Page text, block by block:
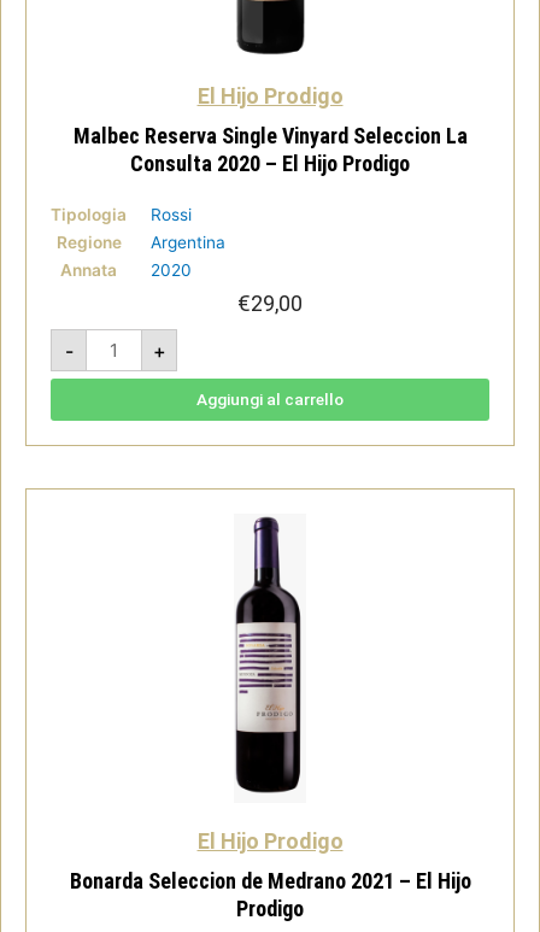
El Hijo Prodigo
Malbec Reserva Single Vinyard Seleccion La
Consulta 2020 – El Hijo Prodigo
Tipologia
Rossi
Regione
Argentina
Annata
2020
€29,00
-
Malbec
Reserva
Single
Vinyard
2020
Hijo
+
Aggiungi al carrello
El Hijo Prodigo
Bonarda Seleccion de Medrano 2021 – El Hijo
Prodigo